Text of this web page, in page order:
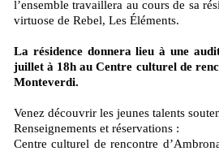
l’ensemble travaillera au cours de sa
virtuose de Rebel, Les Éléments.
La résidence donnera lieu à une
juillet à 18h au Centre culturel de
Monteverdi.
Venez découvrir les jeunes talents
Renseignements et réservations :
Centre culturel de rencontre